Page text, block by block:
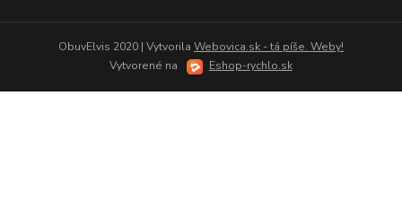
ObuvElvis 2020 | Vytvorila Webovica.sk - tá píše. Weby!
Vytvorené na
Eshop-rychlo.sk